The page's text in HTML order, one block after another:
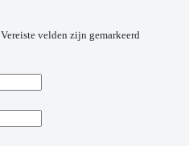
Vereiste velden zijn gemarkeerd